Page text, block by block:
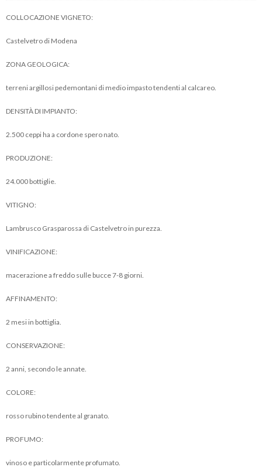
COLLOCAZIONE VIGNETO:
Castelvetro di Modena
ZONA GEOLOGICA:
terreni argillosi pedemontani di medio impasto tendenti al calcareo.
DENSITÀ DI IMPIANTO:
2.500 ceppi ha a cordone spero nato.
PRODUZIONE:
24.000 bottiglie.
VITIGNO:
Lambrusco Grasparossa di Castelvetro in purezza.
VINIFICAZIONE:
macerazione a freddo sulle bucce 7-8 giorni.
AFFINAMENTO:
2 mesi in bottiglia.
CONSERVAZIONE:
2 anni, secondo le annate.
COLORE:
rosso rubino tendente al granato.
PROFUMO:
vinoso e particolarmente profumato.